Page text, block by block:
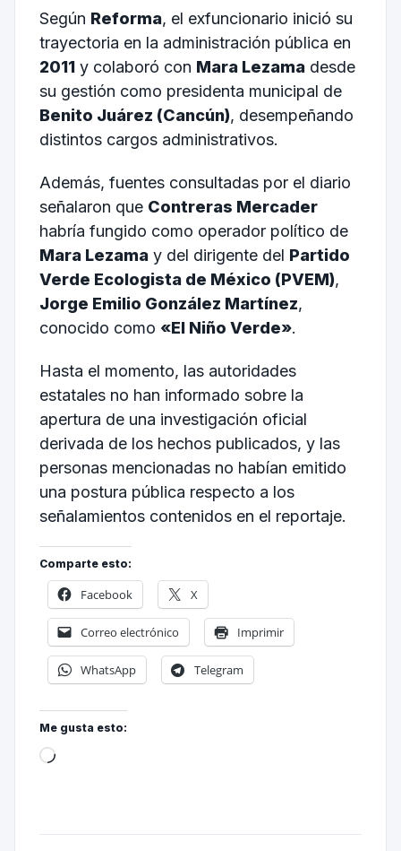
Según Reforma, el exfuncionario inició su
trayectoria en la administración pública en
2011y colaboró con Mara Lezamadesde
su gestión como presidenta municipal de
Benito Juárez (Cancún), desempeñando
distintos cargos administrativos.
Además, fuentes consultadas por el diario
señalaron que Contreras Mercader
habría fungido como operador político de
Mara Lezamay del dirigente del Partido
Verde Ecologista de México (PVEM),
Jorge Emilio González Martínez,
conocido como «El Niño Verde».
Hasta el momento, las autoridades
estatales no han informado sobre la
apertura de una investigación oficial
derivada de los hechos publicados, y las
personas mencionadas no habían emitido
una postura pública respecto a los
señalamientos contenidos en el reportaje.
Comparte esto:
Facebook X
Correo electrónico Imprimir
WhatsApp Telegram
Me gusta esto: